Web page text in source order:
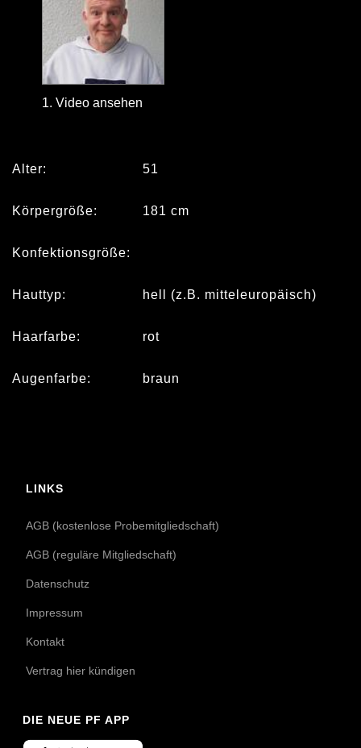
1. Video ansehen
Alter: 51
Körpergröße: 181 cm
Konfektionsgröße:
Hauttyp: hell (z.B. mitteleuropäisch)
Haarfarbe: rot
Augenfarbe: braun
LINKS
AGB (kostenlose Probemitgliedschaft)
AGB (reguläre Mitgliedschaft)
Datenschutz
Impressum
Kontakt
Vertrag hier kündigen
DIE NEUE PF APP